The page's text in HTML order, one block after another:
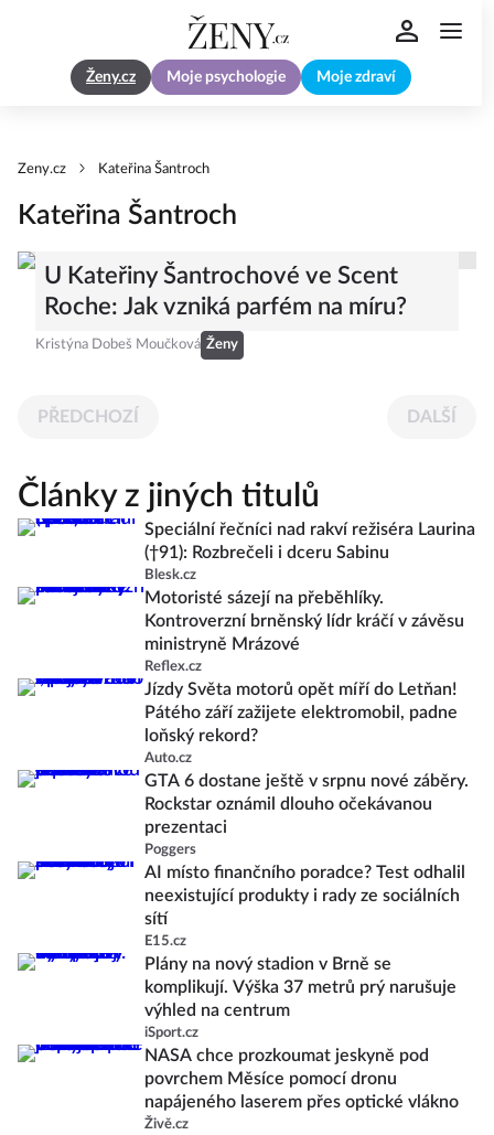
Ženy.cz Moje psychologie Moje zdraví
Zeny.cz Kateřina Šantroch
Kateřina Šantroch
U Kateřiny Šantrochové ve Scent
Roche: Jak vzniká parfém na míru?
Kristýna Dobeš Moučková Ženy
PŘEDCHOZÍ DALŠÍ
Články z jiných titulů
Speciální řečníci nad rakví režiséra Laurina
(†91): Rozbrečeli i dceru Sabinu
Blesk.cz
Motoristé sázejí na přeběhlíky.
Kontroverzní brněnský lídr kráčí v závěsu
ministryně Mrázové
Reflex.cz
Jízdy Světa motorů opět míří do Letňan!
Pátého září zažijete elektromobil, padne
loňský rekord?
Auto.cz
GTA 6 dostane ještě v srpnu nové záběry.
Rockstar oznámil dlouho očekávanou
prezentaci
Poggers
AI místo finančního poradce? Test odhalil
neexistující produkty i rady ze sociálních
sítí
E15.cz
Plány na nový stadion v Brně se
komplikují. Výška 37 metrů prý narušuje
výhled na centrum
iSport.cz
NASA chce prozkoumat jeskyně pod
povrchem Měsíce pomocí dronu
napájeného laserem přes optické vlákno
Živě.cz